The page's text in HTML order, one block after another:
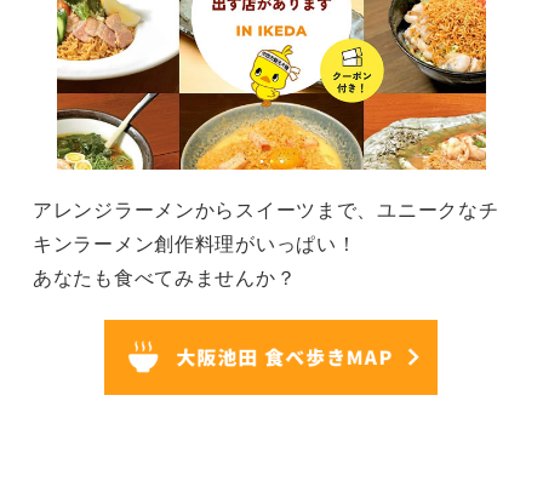
アレンジラーメンからスイーツまで、ユニークなチ
キンラーメン創作料理がいっぱい！
あなたも食べてみませんか？